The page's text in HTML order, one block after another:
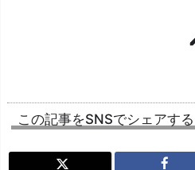
この記事をSNSでシェアする